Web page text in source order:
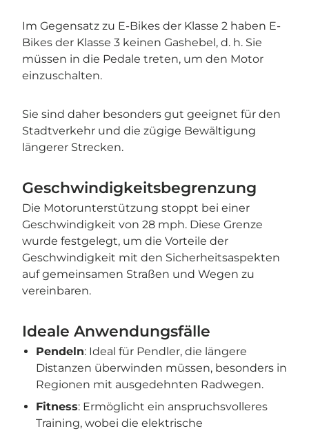
Im Gegensatz zu E-Bikes der Klasse 2 haben E-
Bikes der Klasse 3 keinen Gashebel, d. h. Sie
müssen in die Pedale treten, um den Motor
einzuschalten.
Sie sind daher besonders gut geeignet für den
Stadtverkehr und die zügige Bewältigung
längerer Strecken.
Geschwindigkeitsbegrenzung
Die Motorunterstützung stoppt bei einer
Geschwindigkeit von 28 mph. Diese Grenze
wurde festgelegt, um die Vorteile der
Geschwindigkeit mit den Sicherheitsaspekten
auf gemeinsamen Straßen und Wegen zu
vereinbaren.
Ideale Anwendungsfälle
Pendeln: Ideal für Pendler, die längere
Distanzen überwinden müssen, besonders in
Regionen mit ausgedehnten Radwegen.
Fitness: Ermöglicht ein anspruchsvolleres
Training, wobei die elektrische